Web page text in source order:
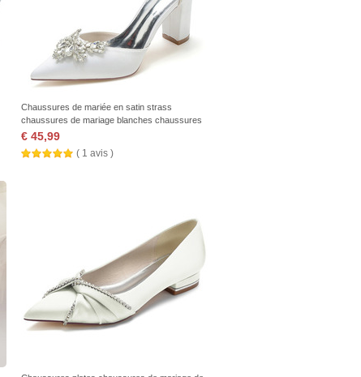
Chaussures de mariée en satin strass
chaussures de mariage blanches chaussures
de mariée arc
€ 45,99
( 1 avis )